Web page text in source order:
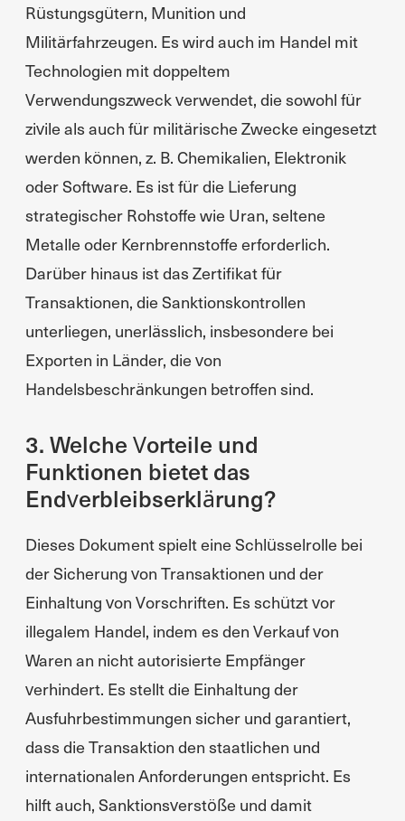
Rüstungsgütern, Munition und
Militärfahrzeugen. Es wird auch im Handel mit
Technologien mit doppeltem
Verwendungszweck verwendet, die sowohl für
zivile als auch für militärische Zwecke eingesetzt
werden können, z. B. Chemikalien, Elektronik
oder Software. Es ist für die Lieferung
strategischer Rohstoffe wie Uran, seltene
Metalle oder Kernbrennstoffe erforderlich.
Darüber hinaus ist das Zertifikat für
Transaktionen, die Sanktionskontrollen
unterliegen, unerlässlich, insbesondere bei
Exporten in Länder, die von
Handelsbeschränkungen betroffen sind.
3. Welche Vorteile und
Funktionen bietet das
Endverbleibserklärung?
Dieses Dokument spielt eine Schlüsselrolle bei
der Sicherung von Transaktionen und der
Einhaltung von Vorschriften. Es schützt vor
illegalem Handel, indem es den Verkauf von
Waren an nicht autorisierte Empfänger
verhindert. Es stellt die Einhaltung der
Ausfuhrbestimmungen sicher und garantiert,
dass die Transaktion den staatlichen und
internationalen Anforderungen entspricht. Es
hilft auch, Sanktionsverstöße und damit